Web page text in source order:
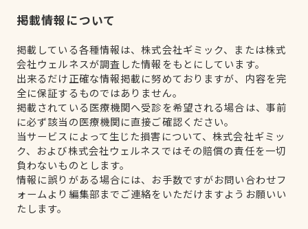
掲載情報について
掲載している各種情報は、株式会社ギミック、または株式
会社ウェルネスが調査した情報をもとにしています。
出来るだけ正確な情報掲載に努めておりますが、内容を完
全に保証するものではありません。
掲載されている医療機関へ受診を希望される場合は、事前
に必ず該当の医療機関に直接ご確認ください。
当サービスによって生じた損害について、株式会社ギミッ
ク、および株式会社ウェルネスではその賠償の責任を一切
負わないものとします。
情報に誤りがある場合には、お手数ですがお問い合わせフ
ォームより編集部までご連絡をいただけますようお願いい
たします。